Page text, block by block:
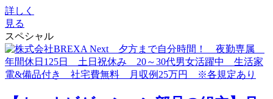
詳しく
見る
スペシャル